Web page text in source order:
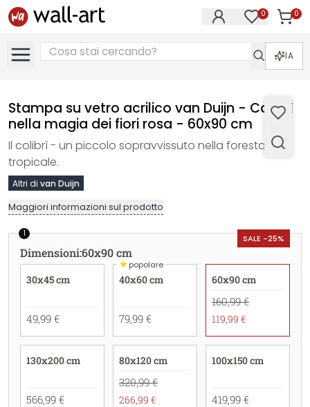
0 0
IA
Stampa su vetro acrilico van Duijn - Colibrì
nella magia dei fiori rosa - 60x90 cm
Il colibrì - un piccolo sopravvissuto nella foresta
tropicale.
Altri di van Duijn
Maggiori informazioni sul prodotto
SALE -25%
1
Dimensioni:60x90 cm
30x45 cm
49,99 €
★popolare
40x60 cm
79,99 €
60x90 cm
160,99 €
119,99 €
130x200 cm
566,99 €
80x120 cm
320,99 €
266,99 €
100x150 cm
419,99 €